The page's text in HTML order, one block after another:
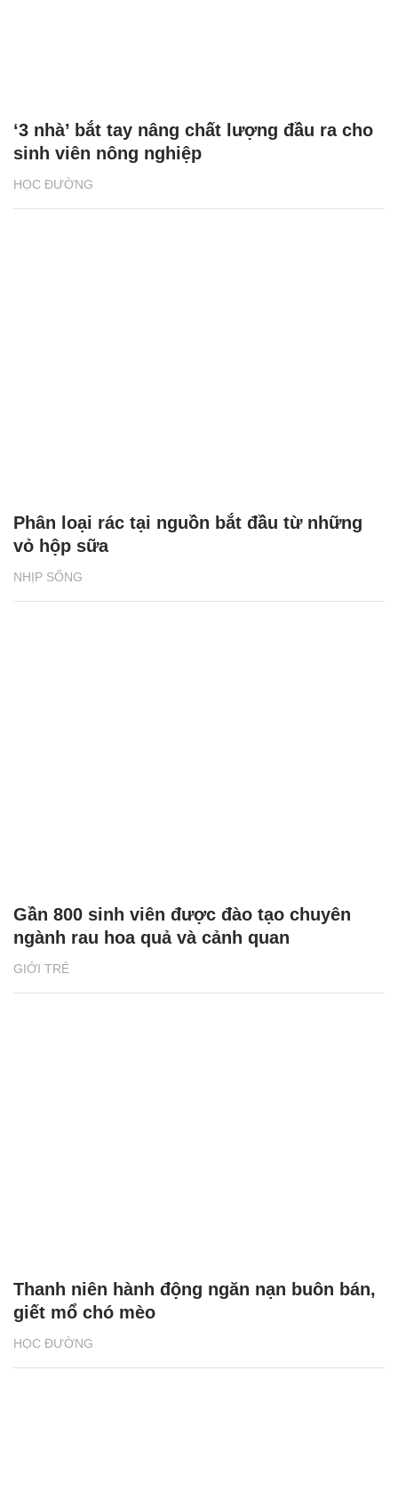
HỌC ĐƯỜNG
‘3 nhà’ bắt tay nâng chất lượng đầu ra cho
sinh viên nông nghiệp
NHỊP SỐNG
Phân loại rác tại nguồn bắt đầu từ những
vỏ hộp sữa
GIỚI TRẺ
Gần 800 sinh viên được đào tạo chuyên
ngành rau hoa quả và cảnh quan
HỌC ĐƯỜNG
Thanh niên hành động ngăn nạn buôn bán,
giết mổ chó mèo